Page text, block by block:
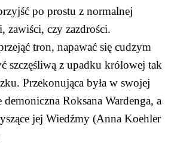
po prostu z normalnej
zawiści, czy zazdrości.
tron, napawać się cudzym
szczęśliwą z upadku królowej tak
Przekonująca była w swojej
Roksana Wardenga, a
jej Wiedźmy (Anna Koehler